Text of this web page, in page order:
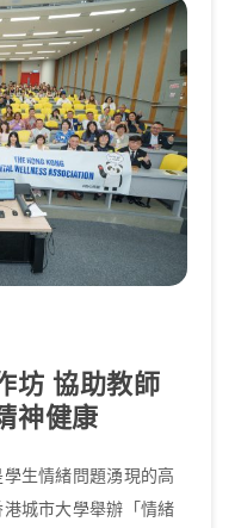
坊 協助教師
神健康
生情緒問題湧現的高
城市大學舉辦「情緒